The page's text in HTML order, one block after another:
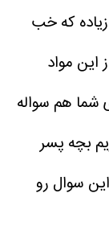
که خب
این مواد
شما هم سواله
بچه پسر
سوال رو